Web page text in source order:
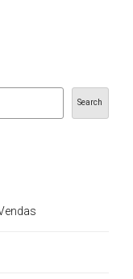
Search